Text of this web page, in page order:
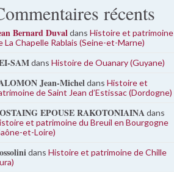
récents
Bernard DuvaldansHistoire et patrimoine
La Chapelle Rablais (Seine-et-Marne)
SAMdansHistoire de Ouanary (Guyane)
Jean-MicheldansHistoire et
de Saint Jean d’Estissac (Dordogne)
EPOUSE RAKOTONIAINAdans
et patrimoine du Breuil en Bourgogne
et-Loire)
dansHistoire et patrimoine de Chille